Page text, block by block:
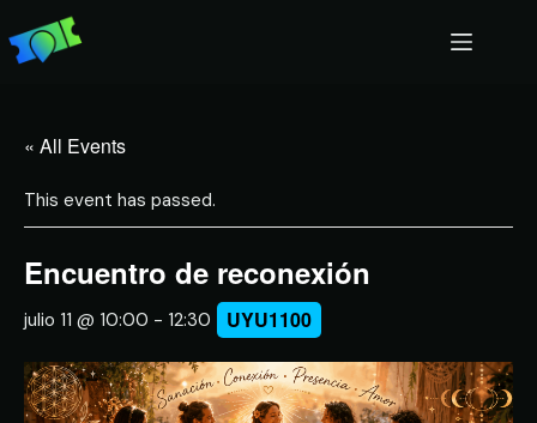
« All Events
This event has passed.
Encuentro de reconexión
julio 11 @ 10:00 - 12:30 UYU1100